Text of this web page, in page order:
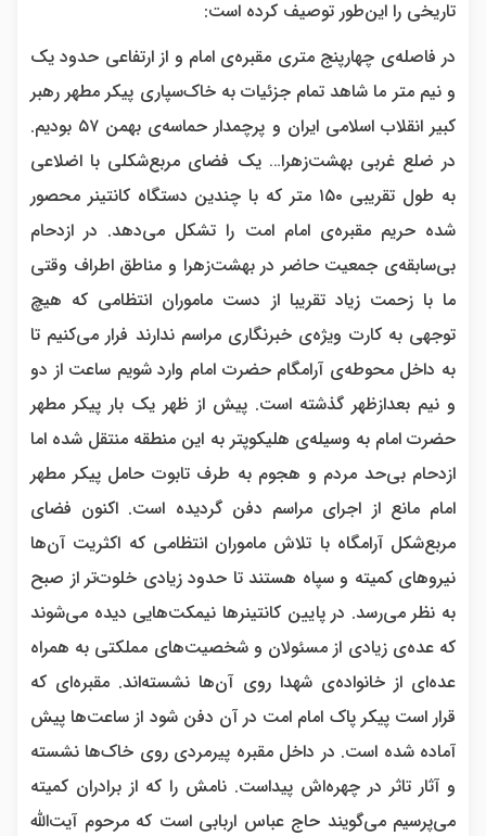
تاریخی را این‌طور توصیف کرده است:
در فاصله‌ی چهارپنج متری مقبره‌ی امام و از ارتفاعی حدود یک
و نیم متر ما شاهد تمام جزئیات به خاک‌سپاری پیکر مطهر رهبر
کبیر انقلاب اسلامی ایران و پرچمدار حماسه‌ی بهمن ۵۷ بودیم.
در ضلع غربی بهشت‌زهرا… یک فضای مربع‌شکلی با اضلاعی
به طول تقریبی ۱۵۰ متر که با چندین دستگاه کانتینر محصور
شده حریم مقبره‌ی امام امت را تشکل می‌دهد. در ازدحام
بی‌سابقه‌ی جمعیت حاضر در بهشت‌زهرا و مناطق اطراف وقتی
ما با زحمت زیاد تقریبا از دست ماموران انتظامی که هیچ
توجهی به کارت ویژه‌ی خبرنگاری مراسم ندارند فرار می‌کنیم تا
به داخل محوطه‌ی آرامگام حضرت امام وارد شویم ساعت از دو
و نیم بعدازظهر گذشته است. پیش از ظهر یک بار پیکر مطهر
حضرت امام به وسیله‌ی هلیکوپتر به این منطقه منتقل شده اما
ازدحام بی‌حد مردم و هجوم به طرف تابوت حامل پیکر مطهر
امام مانع از اجرای مراسم دفن گردیده است. اکنون فضای
مربع‌شکل آرامگاه با تلاش ماموران انتظامی که اکثریت آن‌ها
نیروهای کمیته و سپاه هستند تا حدود زیادی خلوت‌تر از صبح
به نظر می‌رسد. در پایین کانتینرها نیمکت‌هایی دیده می‌شوند
که عده‌ی زیادی از مسئولان و شخصیت‌های مملکتی به همراه
عده‌ای از خانواده‌ی شهدا روی آن‌ها نشسته‌اند. مقبره‌ای که
قرار است پیکر پاک امام امت در آن دفن شود از ساعت‌ها پیش
آماده شده است. در داخل مقبره پیرمردی روی خاک‌ها نشسته
و آثار تاثر در چهره‌اش پیداست. نامش را که از برادران کمیته
می‌پرسیم می‌گویند حاج عباس اربابی است که مرحوم آیت‌الله